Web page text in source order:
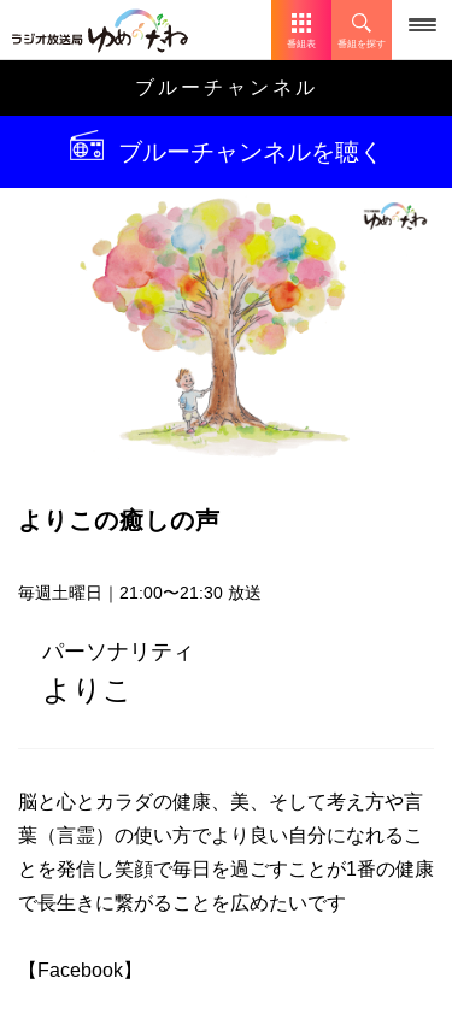
番組表 番組を探す
ブルーチャンネル
ブルーチャンネルを聴く
よりこの癒しの声
毎週土曜日｜21:00〜21:30 放送
パーソナリティ
よりこ
脳と心とカラダの健康、美、そして考え方や言
葉（言霊）の使い方でより良い自分になれるこ
とを発信し笑顔で毎日を過ごすことが1番の健康
で長生きに繋がることを広めたいです
【Facebook】